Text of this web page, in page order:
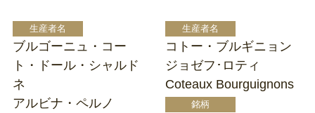
ブルゴーニュ・コー
ト・ドール・シャルド
ネ
アルビナ・ペルノ
コトー・ブルギニョン
ジョゼフ･ロティ
Coteaux Bourguignons